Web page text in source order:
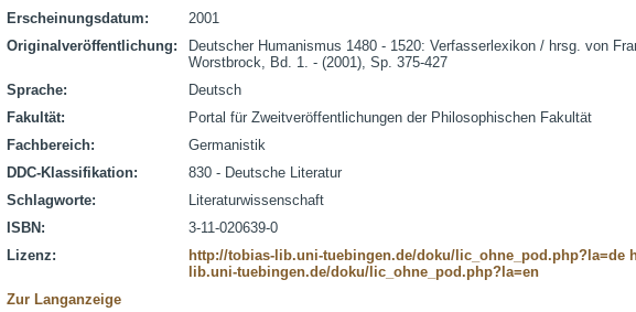
Erscheinungsdatum:
2001
Originalveröffentlichung:
Deutscher Humanismus 1480 - 1520: Verfasserlexikon / hrsg. von
Worstbrock, Bd. 1. - (2001), Sp. 375-427
Sprache:
Deutsch
Fakultät:
Portal für Zweitveröffentlichungen der Philosophischen Fakultät
Fachbereich:
Germanistik
DDC-Klassifikation:
830 - Deutsche Literatur
Schlagworte:
Literaturwissenschaft
ISBN:
3-11-020639-0
Lizenz:
http://tobias-lib.uni-tuebingen.de/doku/lic_ohne_pod.php?la=de
lib.uni-tuebingen.de/doku/lic_ohne_pod.php?la=en
Zur Langanzeige